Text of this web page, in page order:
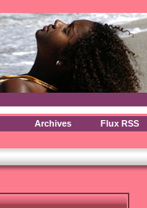
Archives Flux RSS